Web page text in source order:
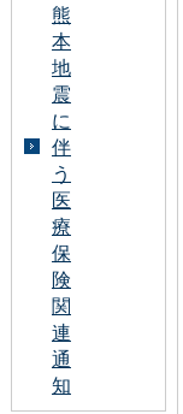
熊
本
地
震
に
伴
う
医
療
保
険
関
連
通
知